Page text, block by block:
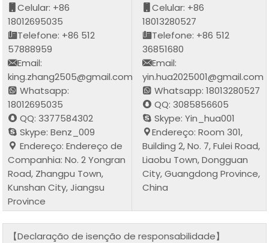
Celular: +86
18012695035
Telefone: +86 512
57888959
Email:
king.zhang2505@gmail.com
Whatsapp:
18012695035
QQ: 3377584302
Skype: Benz_009
Endereço: Endereço de
Companhia: No. 2 Yongran
Road, Zhangpu Town,
Kunshan City, Jiangsu
Province
Celular: +86
18013280527
Telefone: +86 512
36851680
Email:
yin.hua2025001@gmail.com
Whatsapp: 18013280527
QQ: 3085856605
Skype: Yin_hua001
Endereço: Room 301,
Building 2, No. 7, Fulei Road,
Liaobu Town, Dongguan
City, Guangdong Province,
China
【Declaração de isenção de responsabilidade】